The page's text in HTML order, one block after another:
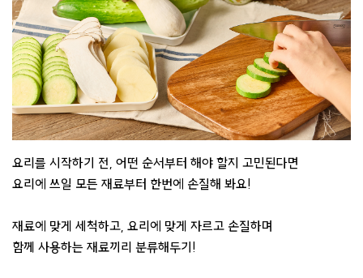
요리를 시작하기 전, 어떤 순서부터 해야 할지 고민된다면
요리에 쓰일 모든 재료부터 한번에 손질해 봐요!
재료에 맞게 세척하고, 요리에 맞게 자르고 손질하며
함께 사용하는 재료끼리 분류해두기!